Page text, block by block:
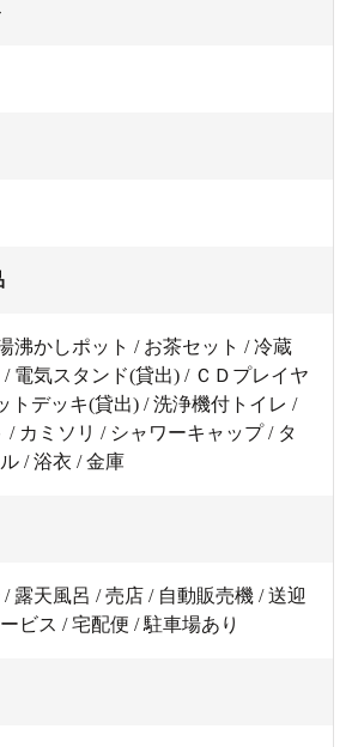
沸かしポット / お茶セット / 冷蔵
電気スタンド(貸出) / ＣＤプレイヤ
トデッキ(貸出) / 洗浄機付トイレ /
/ カミソリ / シャワーキャップ / タ
/ 浴衣 / 金庫
露天風呂 / 売店 / 自動販売機 / 送迎
ビス / 宅配便 / 駐車場あり